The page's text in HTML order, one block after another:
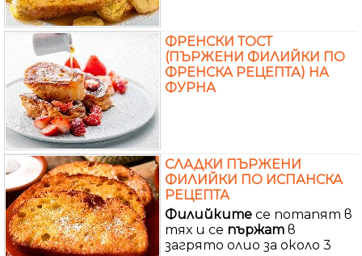
ФРЕНСКИ ТОСТ
(ПЪРЖЕНИ ФИЛИЙКИ ПО
ФРЕНСКА РЕЦЕПТА) НА
ФУРНА
СЛАДКИ ПЪРЖЕНИ
ФИЛИЙКИ ПО ИСПАНСКА
РЕЦЕПТА
Филийките се потапят в
тях и се пържат в
загрято олио за около 3